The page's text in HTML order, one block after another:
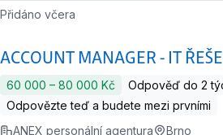
ACCOUNT MANAGER - IT
Přidáno včera
60 000 ‍–‍ 80 000 Kč
Odpověď do 2
Odpovězte teď a budete mezi prvními
ANEX personální agentura
Brno